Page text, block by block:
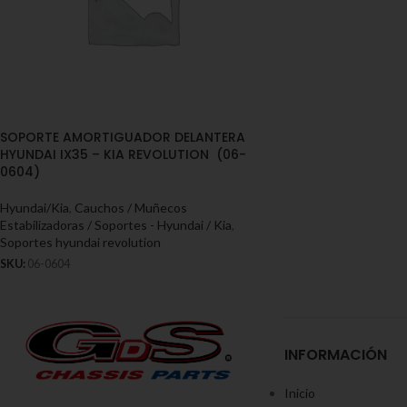
SOPORTE AMORTIGUADOR DELANTERA
HYUNDAI IX35 – KIA REVOLUTION (06-
0604)
Hyundai/Kia Cauchos / Muñecos
Estabilizadoras / Soportes - Hyundai / Kia
Soportes hyundai revolution
SKU: 06-0604
INFORMACIÓN
Inicio